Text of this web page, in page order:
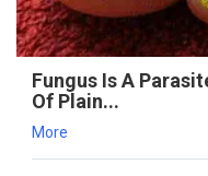
Fungus Is A
Of Plain...
More